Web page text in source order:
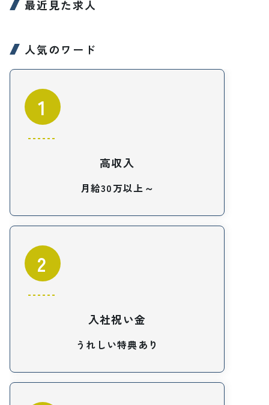
最近見た求人
人気のワード
1
高収入
月給30万以上～
2
入社祝い金
うれしい特典あり